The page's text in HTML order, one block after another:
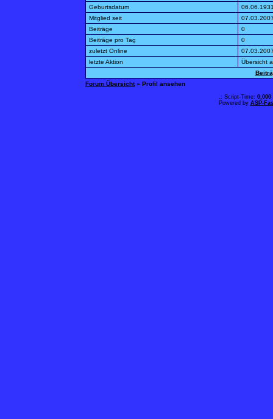
Geburtsdatum
Mitglied seit
Beiträge
0
Beiträge pro Tag
0
zuletzt Online
letzte Aktion
Übersicht
Forum Übersicht» Profil ansehen
.: Script-Time: 0,000
Powered by ASP-